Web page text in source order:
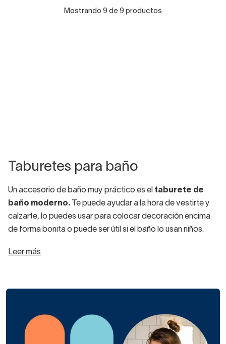
Mostrando 9 de 9 productos
Taburetes para baño
Un accesorio de baño muy práctico es el taburete de
baño moderno.
Te puede ayudar a la hora de vestirte y
calzarte, lo puedes usar para colocar decoración encima
de forma bonita o puede ser útil si el baño lo usan niños.
Leer más